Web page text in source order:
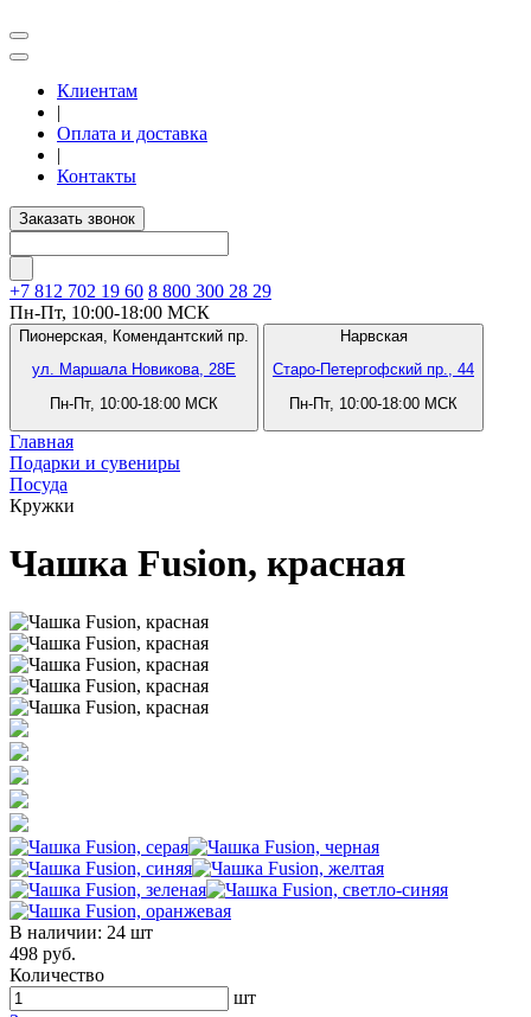
Клиентам
|
Оплата и доставка
|
Контакты
Заказать звонок
+7 812 702 19 60 8 800 300 28 29
Пн-Пт, 10:00-18:00 МСК
Пионерская, Комендантский пр.
ул. Маршала Новикова, 28Е
Пн-Пт, 10:00-18:00 МСК
Нарвская
Старо-Петергофский пр., 44
Пн-Пт, 10:00-18:00 МСК
Главная
Подарки и сувениры
Посуда
Кружки
Чашка Fusion, красная
В наличии: 24 шт
498 руб.
Количество
шт